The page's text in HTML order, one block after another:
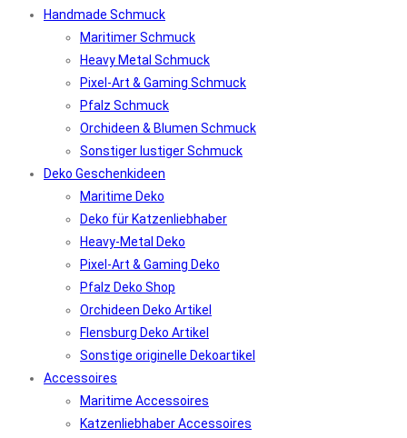
Handmade Schmuck
Maritimer Schmuck
Heavy Metal Schmuck
Pixel-Art & Gaming Schmuck
Pfalz Schmuck
Orchideen & Blumen Schmuck
Sonstiger lustiger Schmuck
Deko Geschenkideen
Maritime Deko
Deko für Katzenliebhaber
Heavy-Metal Deko
Pixel-Art & Gaming Deko
Pfalz Deko Shop
Orchideen Deko Artikel
Flensburg Deko Artikel
Sonstige originelle Dekoartikel
Accessoires
Maritime Accessoires
Katzenliebhaber Accessoires